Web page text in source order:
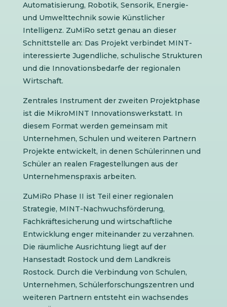
Automatisierung, Robotik, Sensorik, Energie-
und Umwelttechnik sowie Künstlicher
Intelligenz. ZuMiRo setzt genau an dieser
Schnittstelle an: Das Projekt verbindet MINT-
interessierte Jugendliche, schulische Strukturen
und die Innovationsbedarfe der regionalen
Wirtschaft.
Zentrales Instrument der zweiten Projektphase
ist die MikroMINT Innovationswerkstatt. In
diesem Format werden gemeinsam mit
Unternehmen, Schulen und weiteren Partnern
Projekte entwickelt, in denen Schülerinnen und
Schüler an realen Fragestellungen aus der
Unternehmenspraxis arbeiten.
ZuMiRo Phase II ist Teil einer regionalen
Strategie, MINT-Nachwuchsförderung,
Fachkräftesicherung und wirtschaftliche
Entwicklung enger miteinander zu verzahnen.
Die räumliche Ausrichtung liegt auf der
Hansestadt Rostock und dem Landkreis
Rostock. Durch die Verbindung von Schulen,
Unternehmen, Schülerforschungszentren und
weiteren Partnern entsteht ein wachsendes